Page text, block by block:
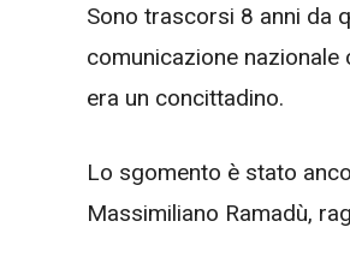
Sono trascorsi 8 anni da
comunicazione nazionale
era un concittadino.
Lo sgomento è stato
Massimiliano Ramadù,